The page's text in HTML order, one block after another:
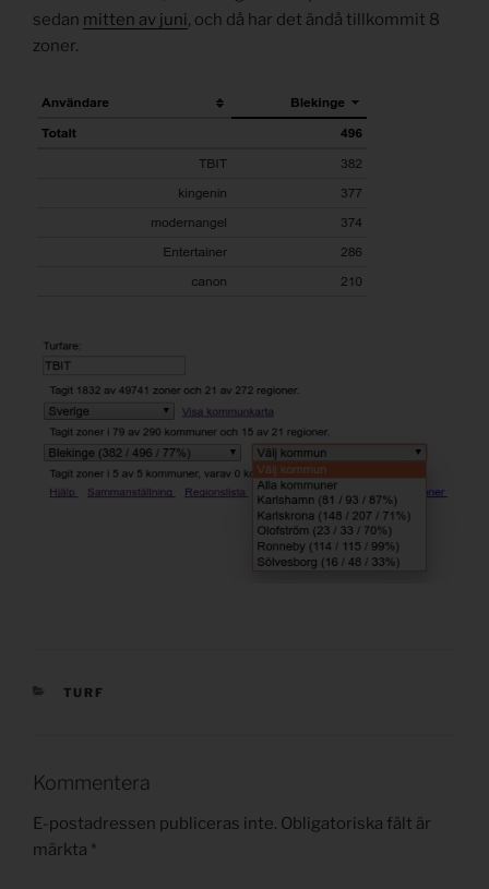
sedan mitten av juni, och då har det ändå tillkommit 8
zoner.
KATEGORIER
TURF
Kommentera
E-postadressen publiceras inte. Obligatoriska fält är
märkta *